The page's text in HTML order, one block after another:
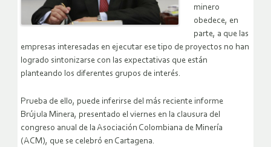
minero
obedece, en
parte, a que las
empresas interesadas en ejecutar ese tipo de proyectos no han
logrado sintonizarse con las expectativas que están
planteando los diferentes grupos de interés.
Prueba de ello, puede inferirse del más reciente informe
Brújula Minera, presentado el viernes en la clausura del
congreso anual de la Asociación Colombiana de Minería
(ACM), que se celebró en Cartagena.